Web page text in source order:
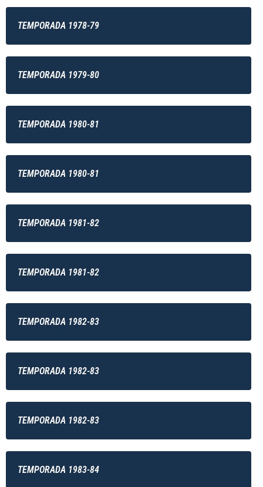
TEMPORADA 1978-79
TEMPORADA 1979-80
TEMPORADA 1980-81
TEMPORADA 1980-81
TEMPORADA 1981-82
TEMPORADA 1981-82
TEMPORADA 1982-83
TEMPORADA 1982-83
TEMPORADA 1982-83
TEMPORADA 1983-84